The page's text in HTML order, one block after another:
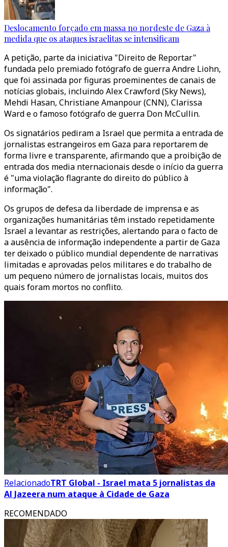
Deslocamento forçado em massa no nordeste de Gaza à
medida que os ataques israelitas se intensificam
A petição, parte da iniciativa "Direito de Reportar"
fundada pelo premiado fotógrafo de guerra Andre Liohn,
que foi assinada por figuras proeminentes de canais de
notícias globais, incluindo Alex Crawford (Sky News),
Mehdi Hasan, Christiane Amanpour (CNN), Clarissa
Ward e o famoso fotógrafo de guerra Don McCullin.
Os signatários pediram a Israel que permita a entrada de
jornalistas estrangeiros em Gaza para reportarem de
forma livre e transparente, afirmando que a proibição de
entrada dos media nternacionais desde o início da guerra
é "uma violação flagrante do direito do público à
informação".
Os grupos de defesa da liberdade de imprensa e as
organizações humanitárias têm instado repetidamente
Israel a levantar as restrições, alertando para o facto de
a ausência de informação independente a partir de Gaza
ter deixado o público mundial dependente de narrativas
limitadas e aprovadas pelos militares e do trabalho de
um pequeno número de jornalistas locais, muitos dos
quais foram mortos no conflito.
RelacionadoTRT Global - Israel mata 5 jornalistas da
Al Jazeera num ataque à Cidade de Gaza
RECOMENDADO